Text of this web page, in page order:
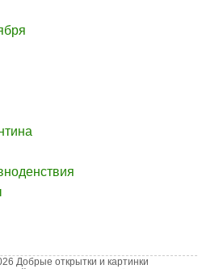
Добрые открытки и картинки